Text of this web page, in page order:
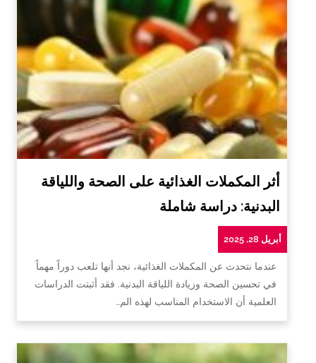
أثر المكملات الغذائية على الصحة واللياقة
البدنية: دراسة شاملة
أبريل 28, 2025
عندما نتحدث عن المكملات الغذائية، نجد أنها تلعب دوراً مهماً
في تحسين الصحة وزيادة اللياقة البدنية. فقد أثبتت الدراسات
العلمية أن الاستخدام المناسب لهذه الم…